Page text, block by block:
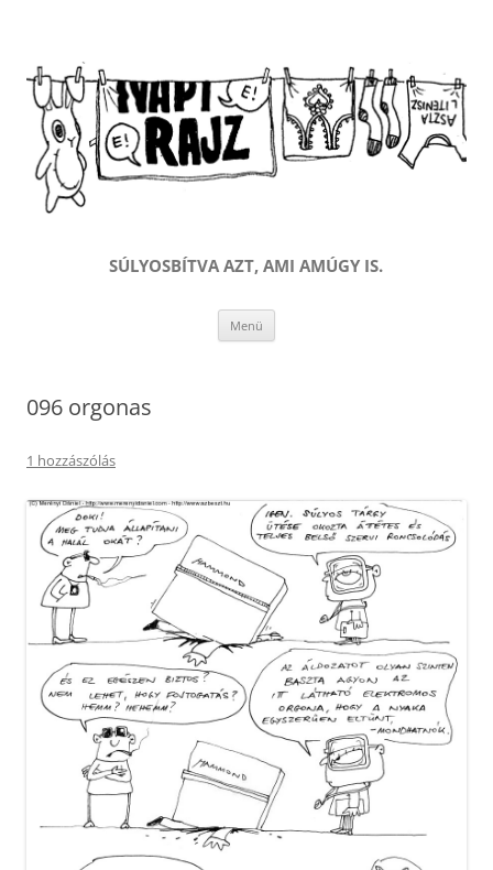
SÚLYOSBÍTVA AZT, AMI AMÚGY IS.
Menü
096 orgonas
1 hozzászólás